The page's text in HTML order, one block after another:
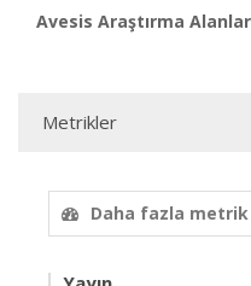
Avesis Araştırma
Metrikler
Daha fazla metrik